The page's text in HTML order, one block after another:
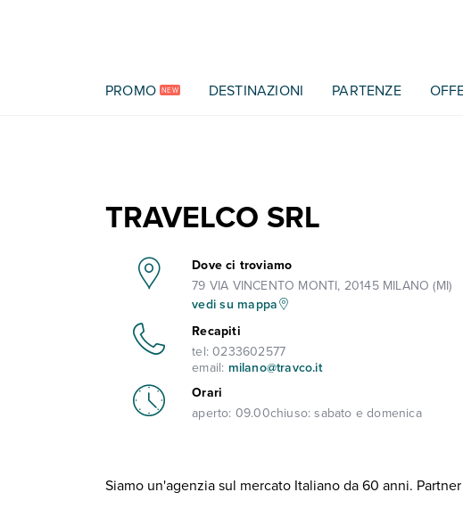
PROMO NEW DESTINAZIONI PARTENZE
TRAVELCO SRL
Dove ci troviamo
79 VIA VINCENTO MONTI, 20145 MILANO (MI)
vedi su mappa
Recapiti
tel:0233602577
email: milano@travco.it
Orari
aperto: 09.00chiuso:sabato e domenica
Siamo un'agenzia sul mercato Italiano da 60 anni.